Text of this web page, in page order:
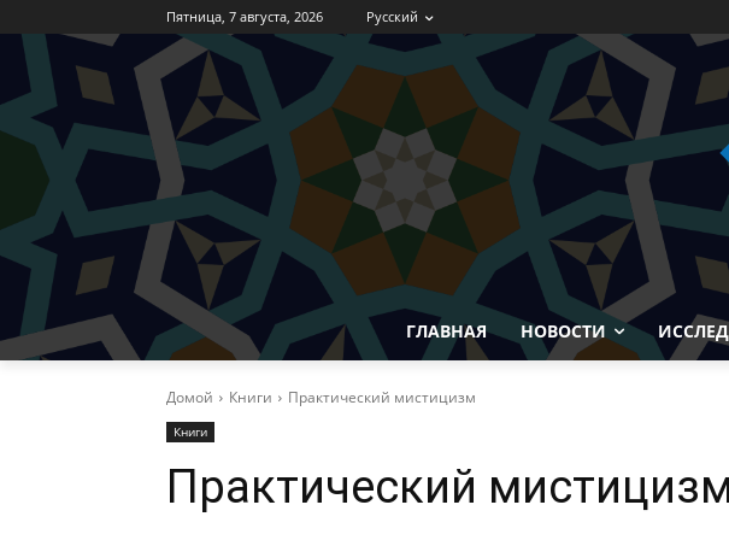
Пятница, 7 августа, 2026 Русский
ГЛАВНАЯ НОВОСТИ
Домой Книги Практический мистицизм
Книги
Практический